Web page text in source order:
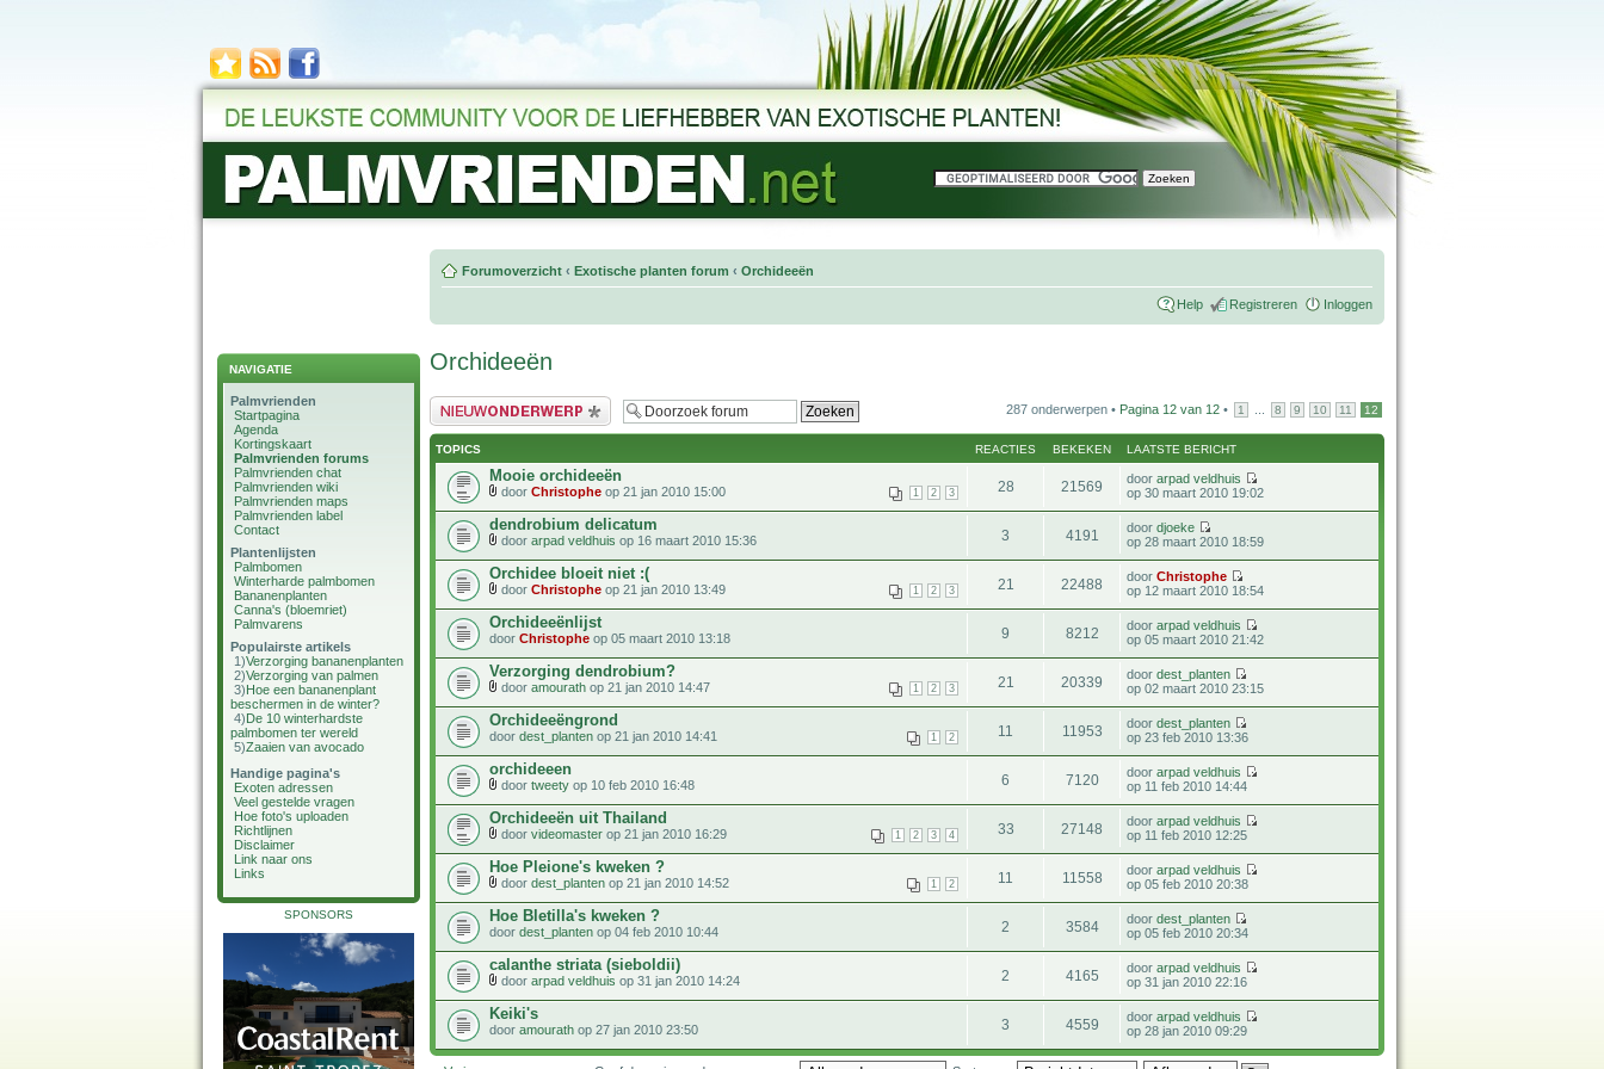
NAVIGATIE
Palmvrienden
Startpagina
Agenda
Kortingskaart
Palmvrienden forums
Palmvrienden chat
Palmvrienden wiki
Palmvrienden maps
Palmvrienden label
Contact
Plantenlijsten
Palmbomen
Winterharde palmbomen
Bananenplanten
Canna's (bloemriet)
Palmvarens
Populairste artikels
1)Verzorging bananenplanten
2)Verzorging van palmen
3)Hoe een bananenplant
beschermen in de winter?
4)De 10 winterhardste
palmbomen ter wereld
5)Zaaien van avocado
Handige pagina's
Exoten adressen
Veel gestelde vragen
Hoe foto's uploaden
Richtlijnen
Disclaimer
Link naar ons
Links
SPONSORS
Forumoverzicht ‹ Exotische planten forum ‹ Orchideeën
Help Registreren Inloggen
Orchideeën
Plaats een nieuw bericht 287 onderwerpen • Pagina 12 van 12 • 1 8 9 10 11 12
TOPICS REACTIES BEKEKEN LAATSTE BERICHT
Mooie orchideeën
1 2 3
door Christophe op 21 jan 2010 15:00 28 21569 doorarpad veldhuis
op 30 maart 2010 19:02
dendrobium delicatum
door arpad veldhuis op 16 maart 2010 15:36 3 4191 doordjoeke
op 28 maart 2010 18:59
Orchidee bloeit niet :(
1 2 3
door Christophe op 21 jan 2010 13:49 21 22488 doorChristophe
op 12 maart 2010 18:54
Orchideeënlijst
door Christophe op 05 maart 2010 13:18 9 8212 doorarpad veldhuis
op 05 maart 2010 21:42
Verzorging dendrobium?
1 2 3
door amourath op 21 jan 2010 14:47 21 20339 doordest_planten
op 02 maart 2010 23:15
Orchideeëngrond
1 2
door dest_planten op 21 jan 2010 14:41 11 11953 doordest_planten
op 23 feb 2010 13:36
orchideeen
door tweety op 10 feb 2010 16:48 6 7120 doorarpad veldhuis
op 11 feb 2010 14:44
Orchideeën uit Thailand
1 2 3 4
door videomaster op 21 jan 2010 16:29 33 27148 doorarpad veldhuis
op 11 feb 2010 12:25
Hoe Pleione's kweken ?
1 2
door dest_planten op 21 jan 2010 14:52 11 11558 doorarpad veldhuis
op 05 feb 2010 20:38
Hoe Bletilla's kweken ?
door dest_planten op 04 feb 2010 10:44 2 3584 doordest_planten
op 05 feb 2010 20:34
calanthe striata (sieboldii)
door arpad veldhuis op 31 jan 2010 14:24 2 4165 doorarpad veldhuis
op 31 jan 2010 22:16
Keiki's
door amourath op 27 jan 2010 23:50 3 4559 doorarpad veldhuis
op 28 jan 2010 09:29